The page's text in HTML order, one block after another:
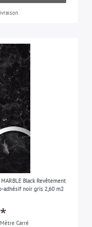
Black Revêtement
adhésif noir gris 2,60 m2
Carré